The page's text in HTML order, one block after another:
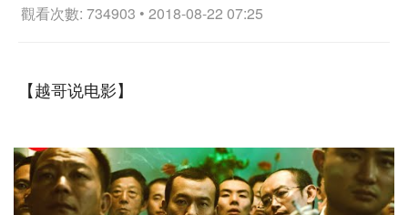
觀看次數: 734903 • 2018-08-22 07:25
【越哥说电影】